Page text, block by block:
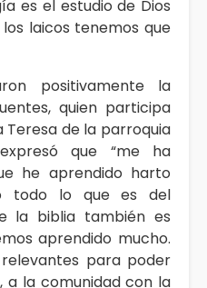
es el estudio de Dios
laicos tenemos que
positivamente la
quien participa
Teresa de la parroquia
que “me ha
he aprendido harto
todo lo que es del
la biblia también es
aprendido mucho.
para poder
la comunidad con la